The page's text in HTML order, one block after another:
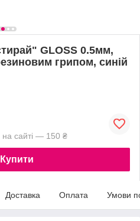
GLOSS 0.5мм,
грипом, синій
на сайті — 150 ₴
Купити
Доставка Оплата Умови